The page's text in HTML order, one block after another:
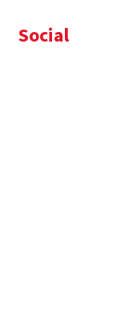
Social